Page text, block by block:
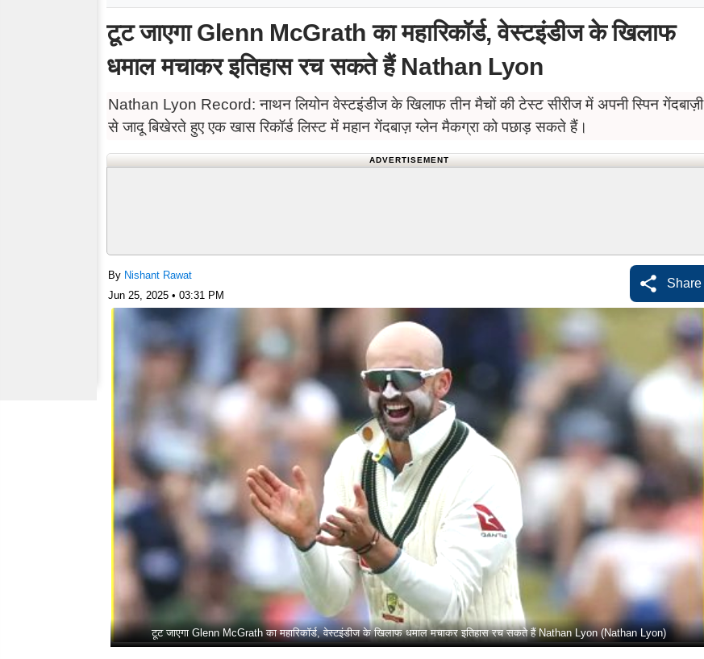
टूट जाएगा Glenn McGrath का महारिकॉर्ड, वेस्टइंडीज के खिलाफ
धमाल मचाकर इतिहास रच सकते हैं Nathan Lyon
Nathan Lyon Record: नाथन लियोन वेस्टइंडीज के खिलाफ तीन मैचों की टेस्ट सीरीज में अपनी स्पिन गेंदबाज़ी
से जादू बिखेरते हुए एक खास रिकॉर्ड लिस्ट में महान गेंदबाज़ ग्लेन मैकग्रा को पछाड़ सकते हैं।
ADVERTISEMENT
By Nishant Rawat
Jun 25, 2025 • 03:31 PM
Share
टूट जाएगा Glenn McGrath का महारिकॉर्ड, वेस्टइंडीज के खिलाफ धमाल मचाकर इतिहास रच सकते हैं Nathan Lyon (Nathan Lyon)